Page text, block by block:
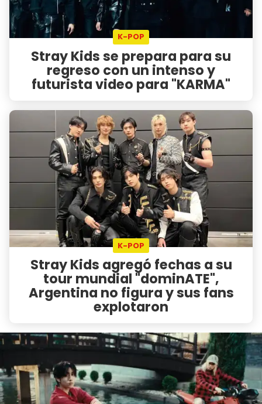
K-POP
Stray Kids se prepara para su
regreso con un intenso y
futurista video para "KARMA"
K-POP
Stray Kids agregó fechas a su
tour mundial "dominATE",
Argentina no figura y sus fans
explotaron